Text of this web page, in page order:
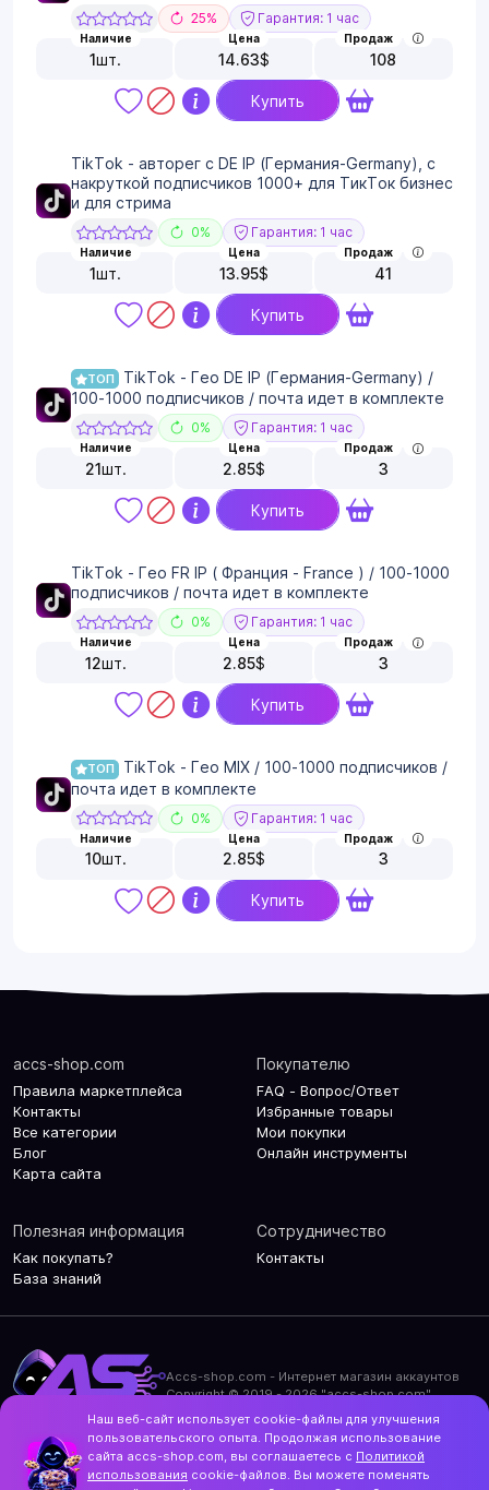
25% Гарантия: 1 час
Наличие
1шт.
Цена
14.63$
Продаж
108
Купить
TikTok - авторег с DE IP (Германия-Germany), с
накруткой подписчиков 1000+ для ТикТок бизнес
и для стрима
0% Гарантия: 1 час
Наличие
1шт.
Цена
13.95$
Продаж
41
Купить
ТОП
TikTok - Гео DE IP (Германия-Germany) /
100-1000 подписчиков / почта идет в комплекте
0% Гарантия: 1 час
Наличие
21шт.
Цена
2.85$
Продаж
3
Купить
TikTok - Гео FR IP ( Франция - France ) / 100-1000
подписчиков / почта идет в комплекте
0% Гарантия: 1 час
Наличие
12шт.
Цена
2.85$
Продаж
3
Купить
ТОП
TikTok - Гео MIX / 100-1000 подписчиков /
почта идет в комплекте
0% Гарантия: 1 час
Наличие
10шт.
Цена
2.85$
Продаж
3
Купить
accs-shop.com
Правила маркетплейса
Контакты
Все категории
Блог
Карта сайта
Покупателю
FAQ - Вопрос/Ответ
Избранные товары
Мои покупки
Онлайн инструменты
Полезная информация
Как покупать?
База знаний
Сотрудничество
Контакты
Accs-shop.com - Интернет магазин аккаунтов
Copyright © 2019 - 2026 "accs-shop.com"
Политика использования cookie-файлов
Контакты и актуальный адрес сайта
Structo
Наш веб-сайт использует cookie-файлы для улучшения
пользовательского опыта. Продолжая использование
сайта accs-shop.com, вы соглашаетесь с Политикой
использования cookie-файлов. Вы можете поменять